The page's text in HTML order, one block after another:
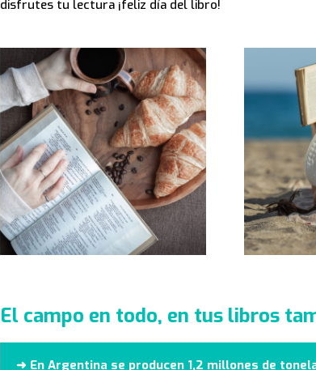
disfrutes tu lectura ¡feliz día del libro!
El campo en todo, en tus libros
➜ En Argentina se producen 1,2 millones de